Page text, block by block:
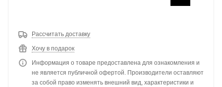
Рассчитать доставку
Хочу в подарок
Информация о товаре предоставлена для ознакомления и
не является публичной офертой. Производители оставляют
за собой право изменять внешний вид, характеристики и